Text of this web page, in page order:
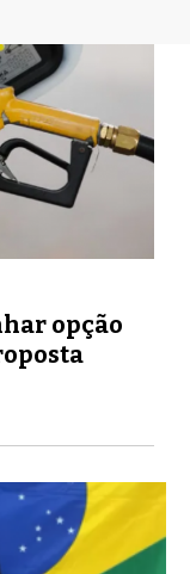
opção